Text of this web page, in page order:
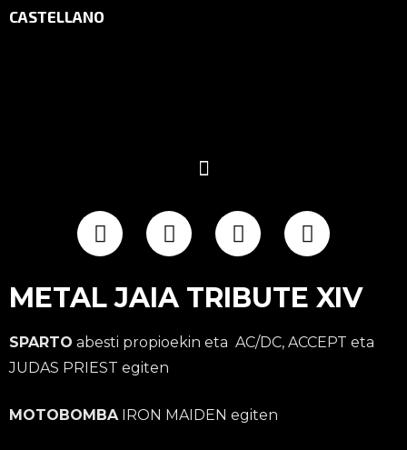
CASTELLANO
METAL JAIA TRIBUTE XIV
SPARTO abesti propioekin eta AC/DC, ACCEPT eta
JUDAS PRIEST egiten
MOTOBOMBAIRON MAIDEN egiten